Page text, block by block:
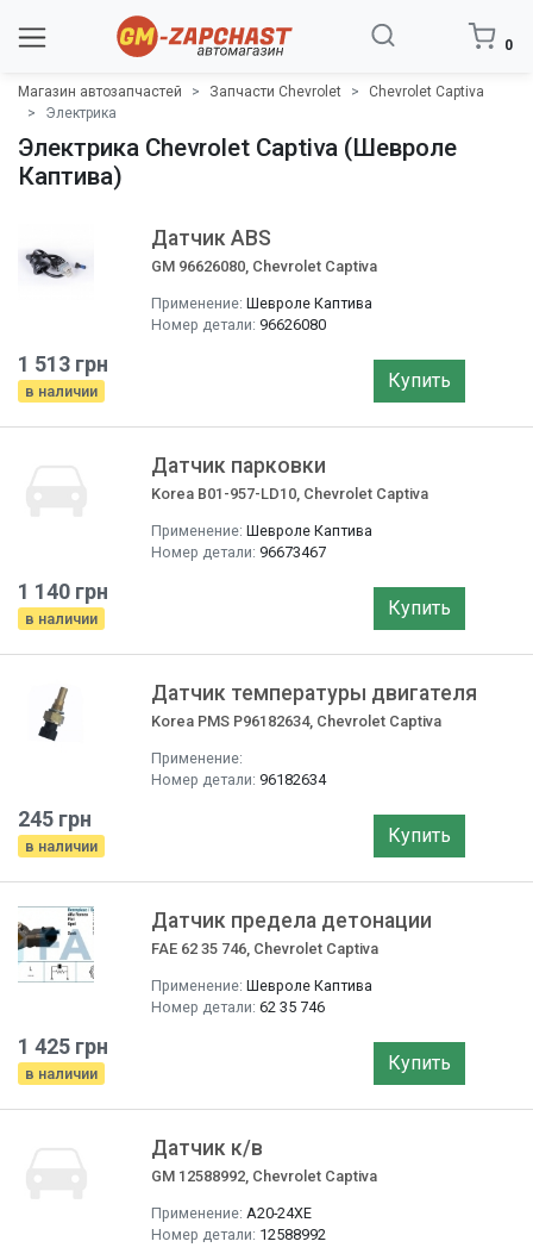
0
Магазин автозапчастей Запчасти Chevrolet
Chevrolet Captiva
Электрика
Электрика Chevrolet Captiva (Шевроле
Каптива)
Датчик ABS
GM 96626080, Chevrolet Captiva
Применение: Шевроле Каптива
Номер детали: 96626080
1 513 грн
в наличии Купить
Датчик парковки
Korea B01-957-LD10, Chevrolet Captiva
Применение: Шевроле Каптива
Номер детали: 96673467
1 140 грн
в наличии Купить
Датчик температуры двигателя
Korea PMS P96182634, Chevrolet Captiva
Применение:
Номер детали: 96182634
245 грн
в наличии Купить
Датчик предела детонации
FAE 62 35 746, Chevrolet Captiva
Применение: Шевроле Каптива
Номер детали: 62 35 746
1 425 грн
в наличии Купить
Датчик к/в
GM 12588992, Chevrolet Captiva
Применение: A20-24XE
Номер детали: 12588992